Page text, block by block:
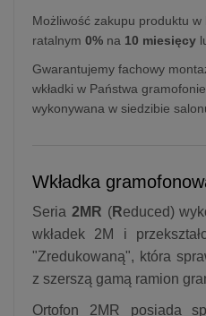
Możliwość zakupu produktu w
ratalnym 0% na 10 miesięcy
Gwarantujemy fachowy
wkładki w Państwa
wykonywana w siedzibie
Wkładka
Seria 2MR (Reduced)
wkładek 2M i
"Zredukowaną", która
z szerszą gamą ramion
Ortofon 2MR posiada